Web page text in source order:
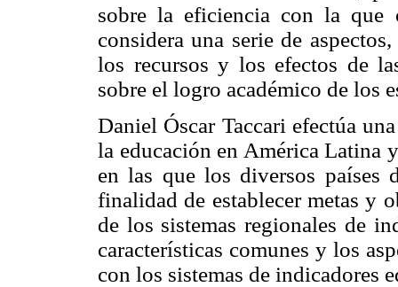
sobre la eficiencia con la que
considera una serie de
los recursos y los efectos de
sobre el logro académico de los
Daniel Óscar Taccari efectúa
la educación en América Latina
en las que los diversos países
finalidad de establecer metas y
de los sistemas regionales de
características comunes y los
con los sistemas de indicadores